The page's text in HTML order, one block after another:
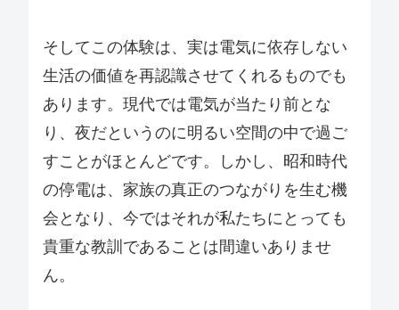
そしてこの体験は、実は電気に依存しない
生活の価値を再認識させてくれるものでも
あります。現代では電気が当たり前とな
り、夜だというのに明るい空間の中で過ご
すことがほとんどです。しかし、昭和時代
の停電は、家族の真正のつながりを生む機
会となり、今ではそれが私たちにとっても
貴重な教訓であることは間違いありませ
ん。